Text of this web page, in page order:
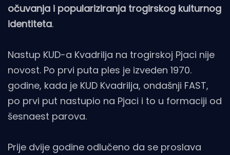
očuvanja i populariziranja trogirskog kulturnog
identiteta.
Nastup KUD-a Kvadrilja na trogirskoj Pjaci nije
novost. Po prvi puta ples je izveden 1970.
godine, kada je KUD Kvadrilja, ondašnji FAST,
po prvi put nastupio na Pjaci i to u formaciji od
šesnaest parova.
Prije dvije godine odlučeno da se proslava